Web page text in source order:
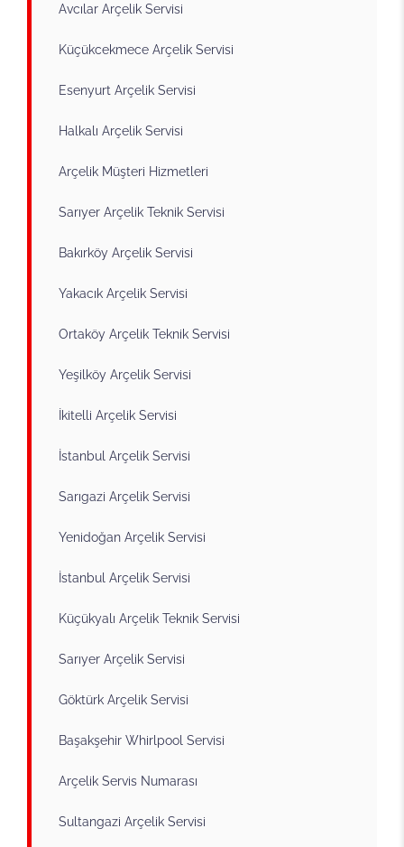
Avcılar Arçelik Servisi
Küçükcekmece Arçelik Servisi
Esenyurt Arçelik Servisi
Halkalı Arçelik Servisi
Arçelik Müşteri Hizmetleri
Sarıyer Arçelik Teknik Servisi
Bakırköy Arçelik Servisi
Yakacık Arçelik Servisi
Ortaköy Arçelik Teknik Servisi
Yeşilköy Arçelik Servisi
İkitelli Arçelik Servisi
İstanbul Arçelik Servisi
Sarıgazi Arçelik Servisi
Yenidoğan Arçelik Servisi
İstanbul Arçelik Servisi
Küçükyalı Arçelik Teknik Servisi
Sarıyer Arçelik Servisi
Göktürk Arçelik Servisi
Başakşehir Whirlpool Servisi
Arçelik Servis Numarası
Sultangazi Arçelik Servisi